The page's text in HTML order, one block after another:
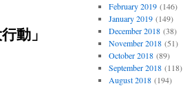
動」
February 2019(146)
January 2019(149)
December 2018(38)
November 2018(51)
October 2018(89)
September 2018(118)
August 2018(194)